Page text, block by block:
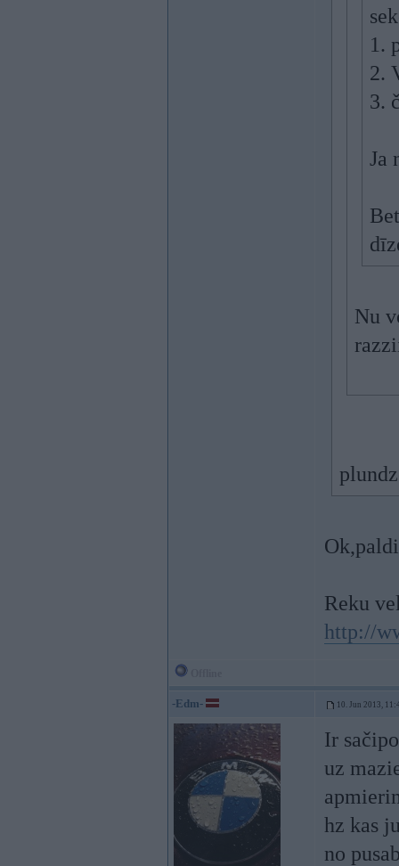
1.
2.
3.
Ja
Nu
Reku
http://
-Edm- 10. Jun 2013,
Ir
uz
hz kas
no